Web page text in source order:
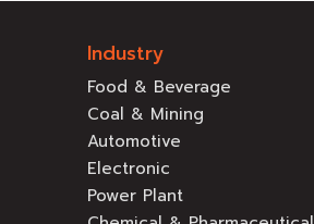
Industry
Food & Beverage
Coal & Mining
Automotive
Electronic
Power Plant